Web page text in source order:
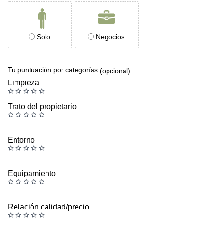
Solo Negocios
Tu puntuación por categorías (opcional)
Limpieza
Trato del propietario
Entorno
Equipamiento
Relación calidad/precio